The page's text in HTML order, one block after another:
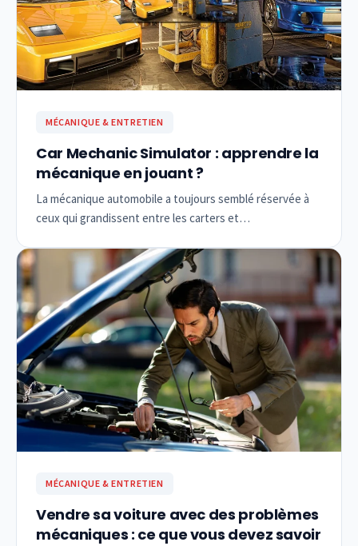
MÉCANIQUE & ENTRETIEN
Car Mechanic Simulator : apprendre la
mécanique en jouant ?
La mécanique automobile a toujours semblé réservée à
ceux qui grandissent entre les carters et…
MÉCANIQUE & ENTRETIEN
Vendre sa voiture avec des problèmes
mécaniques : ce que vous devez savoir